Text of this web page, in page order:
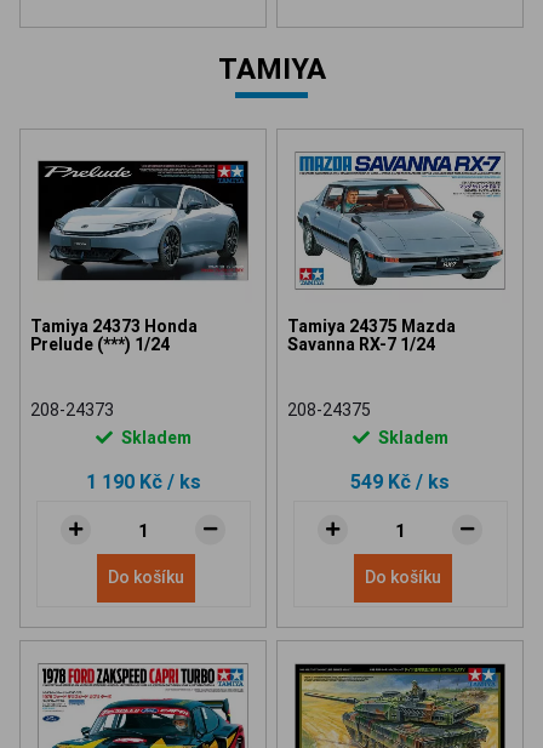
TAMIYA
Tamiya 24373 Honda
Prelude (***) 1/24
208-24373
Skladem
1 190 Kč / ks
Do košíku
Tamiya 24375 Mazda
Savanna RX-7 1/24
208-24375
Skladem
549 Kč / ks
Do košíku